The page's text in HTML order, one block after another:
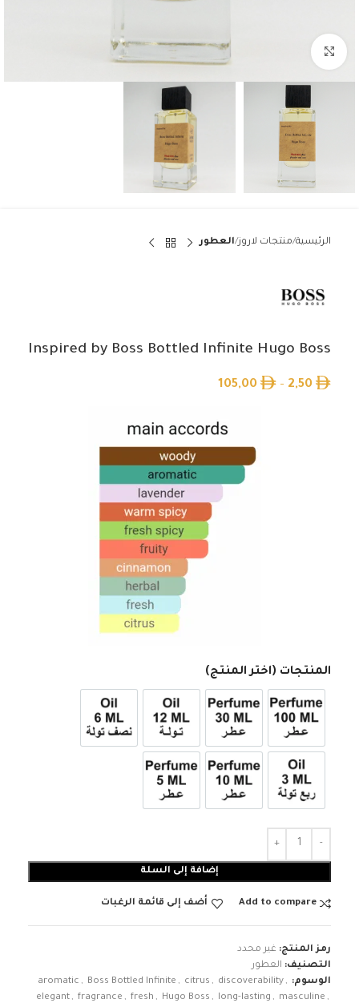
الرئيسية منتجات لاروز العطور
Inspired by Boss Bottled Infinite Hugo Boss
2,50
–
105,00
المنتجات (اختر المنتج)
عطر 100ml عطر 30ml 12ml زيت تولة 6ml زيت نصف تولة
3ml زيت ربع تولة عطر 10ml عطر 5ml
إضافة إلى السلة
Add to compare أضف إلى قائمة الرغبات
رمز المنتج: غير محدد
التصنيف: العطور
الوسوم:
aromatic , Boss Bottled Infinite , citrus , discoverability ,
elegant , fragrance , fresh , Hugo Boss , long-lasting , masculine ,